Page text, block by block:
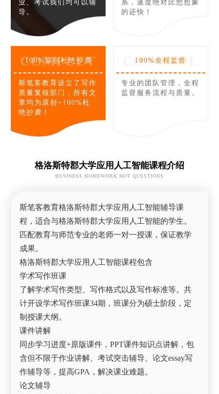
业、考试我们均可以辅
导。
系，速度绝对比您想象
的还快！
COMPLET
100%原创杜绝抄袭
斯笔客教育设立了写作
质量复核部门，所有文
章均为原创~100%杜
绝抄袭！
CONTROL
100%全程监督
专业的团队管理，全程
监督服务流程与质量。
格洛斯特郡大学应用人工智能课程介绍
BUSINESS HOMEWORK HOT QUESTIONS
斯笔客教育格洛斯特郡大学应用人工智能辅导课
程，适合与格洛斯特郡大学应用人工智能的学生。
匹配教育与师范专业的老师一对一授课，保证教学
成果。
格洛斯特郡大学应用人工智能课程包含
学术写作班课
了解学术写作类型、写作格式以及写作标准等。共
计开设学术写作班课34期，班课分为硕士阶段，定
制授课大纲。
课件讲解
同步学习进度+原版课件，PPT课件知识点讲解，包
含但不限于作业讲解、考试突击辅导、论文essay写
作辅导等，提高GPA，解决课业难题。
论文辅导